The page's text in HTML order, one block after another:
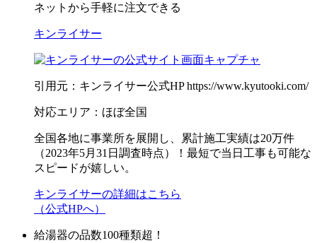
ネットから手軽に注文できる
キンライサー
引用元：キンライサー公式HP https://www.kyutooki.com/
対応エリア：ほぼ全国
全国各地に事業所を展開し、累計施工実績は20万件
（2023年5月31日調査時点）！最短で当日工事も可能な
スピードが嬉しい。
キンライサーの詳細はこちら
（公式HPへ）
給湯器の品数100種類超！